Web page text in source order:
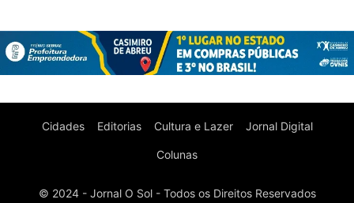
Cidades Editorias Cultura e Lazer Jornal Digital
Colunas
© 2024 - Jornal O Sol - Todos os Direitos Reservados